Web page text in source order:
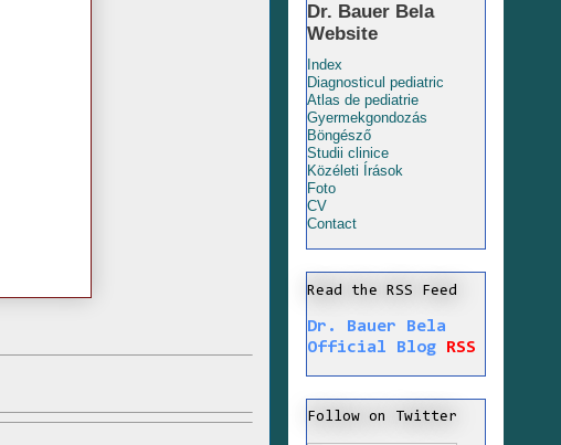
Dr. Bauer Bela
Website
Index
Diagnosticul pediatric
Atlas de pediatrie
Gyermekgondozás
Böngésző
Studii clinice
Közéleti Írások
Foto
CV
Contact
Read the RSS Feed
Dr. Bauer Bela
Official Blog
RSS
Follow on Twitter